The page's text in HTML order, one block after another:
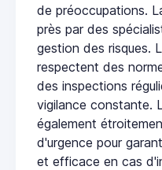
de préoccupations.
près par des
gestion des risques.
respectent des
des inspections
vigilance constante.
également
d'urgence pour
et efficace en cas